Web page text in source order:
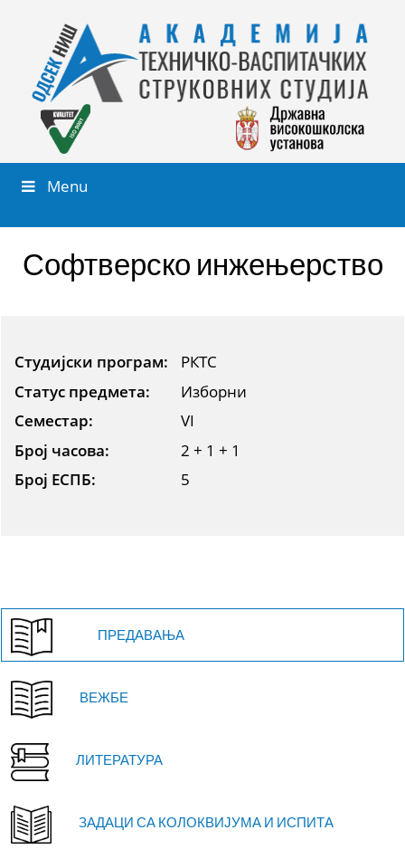
Menu
Софтверско инжењерство
Студијски програм:
РКТС
Статус предмета:
Изборни
Семестар:
VI
Број часова:
2 + 1 + 1
Број ЕСПБ:
5
ПРЕДАВАЊА
ВЕЖБЕ
ЛИТЕРАТУРА
ЗАДАЦИ СА КОЛОКВИЈУМА И ИСПИТА